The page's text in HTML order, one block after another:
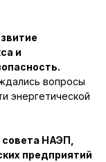
и
вопросы
энергетической
НАЭП,
предприятий